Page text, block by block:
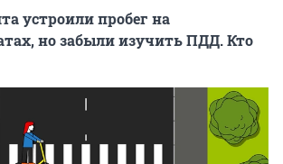
устроили пробег на
но забыли изучить ПДД. Кто